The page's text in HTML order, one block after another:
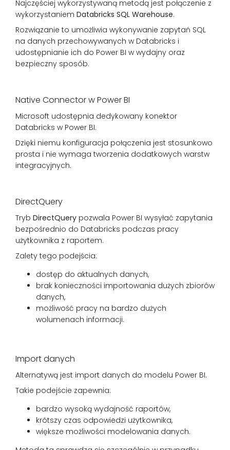
Najczęściej wykorzystywaną metodą jest połączenie z
wykorzystaniem Databricks SQL Warehouse.
Rozwiązanie to umożliwia wykonywanie zapytań SQL
na danych przechowywanych w Databricks i
udostępnianie ich do Power BI w wydajny oraz
bezpieczny sposób.
Native Connector w Power BI
Microsoft udostępnia dedykowany konektor
Databricks w Power BI.
Dzięki niemu konfiguracja połączenia jest stosunkowo
prosta i nie wymaga tworzenia dodatkowych warstw
integracyjnych.
DirectQuery
Tryb DirectQuery pozwala Power BI wysyłać zapytania
bezpośrednio do Databricks podczas pracy
użytkownika z raportem.
Zalety tego podejścia:
dostęp do aktualnych danych,
brak konieczności importowania dużych zbiorów
danych,
możliwość pracy na bardzo dużych
wolumenach informacji.
Import danych
Alternatywą jest import danych do modelu Power BI.
Takie podejście zapewnia:
bardzo wysoką wydajność raportów,
krótszy czas odpowiedzi użytkownika,
większe możliwości modelowania danych.